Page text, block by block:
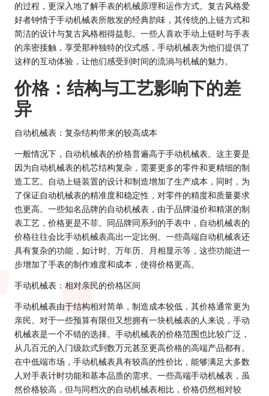
的过程，更深入地了解手表的机械原理和运作方式。复古风格爱
好者钟情于手动机械表所散发的经典韵味，其传统的上链方式和
简洁的设计与复古风格相得益彰。一些人喜欢手动上链时与手表
的亲密接触，享受那种独特的仪式感，手动机械表为他们提供了
这样的互动体验，让他们感受到时间的流淌与机械的魅力。
价格：结构与工艺影响下的差
异
自动机械表：复杂结构带来的较高成本
一般情况下，自动机械表的价格普遍高于手动机械表。这主要是
因为自动机械表的机芯结构复杂，需要更多的零件和更精细的制
造工艺。自动上链装置的设计和制造增加了生产成本，同时，为
了保证自动机械表的精准度和稳定性，对零件的精度和质量要求
也更高。一些知名品牌的自动机械表，由于品牌溢价和精湛的制
表工艺，价格更是不菲。同品牌同系列的手表中，自动机械表的
价格往往会比手动机械表高出一定比例。一些高端自动机械表还
具有复杂的功能，如计时、万年历、月相显示等，这些功能进一
步增加了手表的制作难度和成本，使得价格更高。
手动机械表：相对亲民的价格区间
手动机械表由于结构相对简单，制造成本较低，其价格通常更为
亲民。对于一些预算有限但又想拥有一块机械表的人来说，手动
机械表是一个不错的选择。手动机械表的价格范围也比较广泛，
从几百元的入门级款式到数万元甚至更高价格的高端产品都有。
在中低端市场，手动机械表具有较高的性价比，能够满足大多数
人对手表计时功能和基本品质的需求。一些高端手动机械表，虽
然价格较高，但与同档次的自动机械表相比，价格仍然相对较